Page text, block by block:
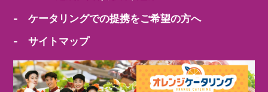
- ケータリングでの提携をご希望の方へ
- サイトマップ